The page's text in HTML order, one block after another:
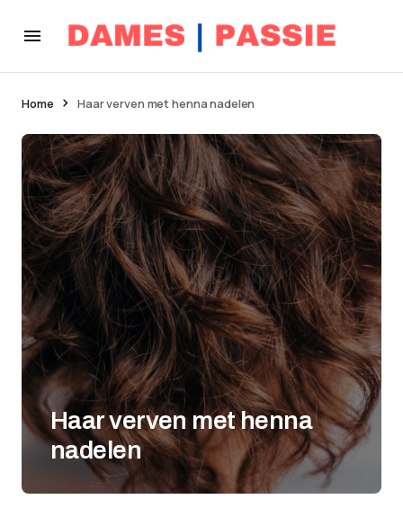
Home Haar verven met henna nadelen
Haar verven met henna
nadelen